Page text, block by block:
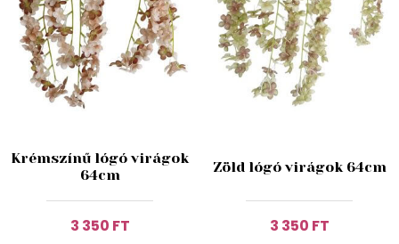
Krémszínű lógó virágok
64cm
3 350 FT
Zöld lógó virágok 64cm
3 350 FT